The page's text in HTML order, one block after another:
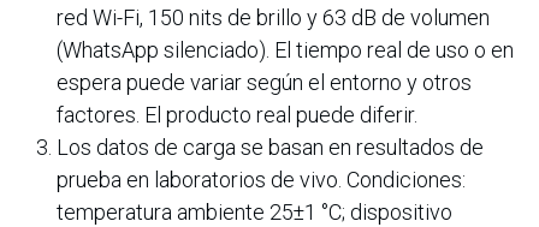
red Wi-Fi, 150 nits de brillo y 63 dB de volumen
(WhatsApp silenciado). El tiempo real de uso o en
espera puede variar según el entorno y otros
factores. El producto real puede diferir.
Los datos de carga se basan en resultados de
prueba en laboratorios de vivo. Condiciones:
temperatura ambiente 25±1 °C; dispositivo